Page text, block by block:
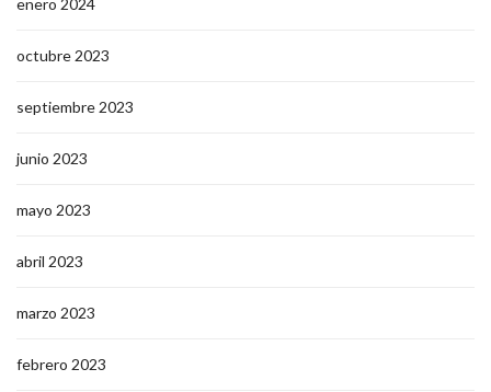
octubre 2023
septiembre 2023
junio 2023
mayo 2023
abril 2023
marzo 2023
febrero 2023